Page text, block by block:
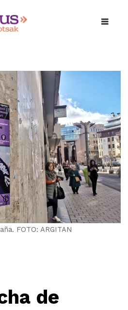
FOTO: ARGITAN
de